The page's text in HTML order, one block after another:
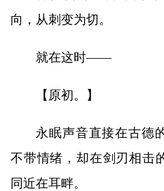
向，从刺变为切。
就在这时——
【原初。】
永眠声音直接在古德
不带情绪，却在剑刃相击
同近在耳畔。